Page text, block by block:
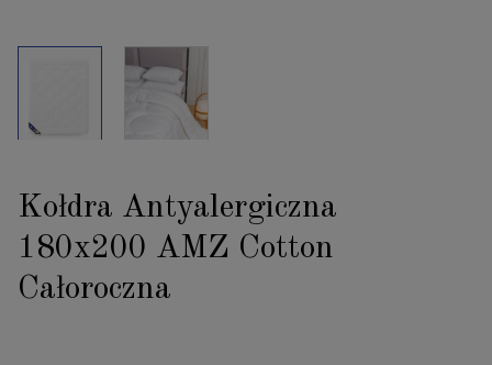
Kołdra Antyalergiczna
180x200 AMZ Cotton
Całoroczna